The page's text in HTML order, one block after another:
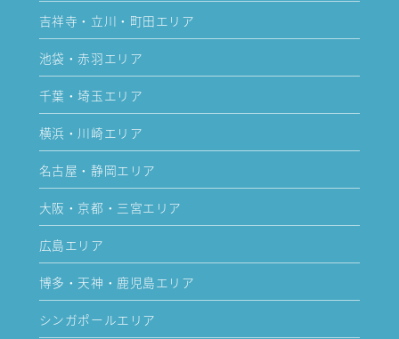
吉祥寺・立川・町田エリア
池袋・赤羽エリア
千葉・埼玉エリア
横浜・川崎エリア
名古屋・静岡エリア
大阪・京都・三宮エリア
広島エリア
博多・天神・鹿児島エリア
シンガポールエリア